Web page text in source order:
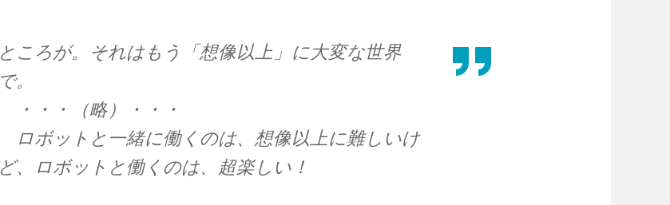
ところが。それはもう「想像以上」に大変な世界
で。
・・・（略）・・・
ロボットと一緒に働くのは、想像以上に難しいけ
ど、ロボットと働くのは、超楽しい！